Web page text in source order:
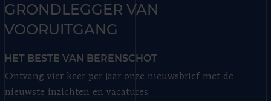
GRONDLEGGER VAN
VOORUITGANG
HET BESTE VAN BERENSCHOT
Ontvang vier keer per jaar onze nieuwsbrief met de
nieuwste inzichten en vacatures.